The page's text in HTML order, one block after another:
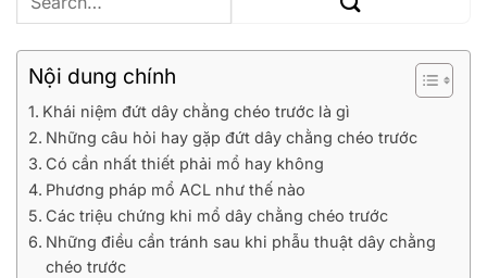
Nội dung chính
Khái niệm đứt dây chằng chéo trước là gì
Những câu hỏi hay gặp đứt dây chằng chéo trước
Có cần nhất thiết phải mổ hay không
Phương pháp mổ ACL như thế nào
Các triệu chứng khi mổ dây chằng chéo trước
Những điều cần tránh sau khi phẫu thuật dây chằng
chéo trước